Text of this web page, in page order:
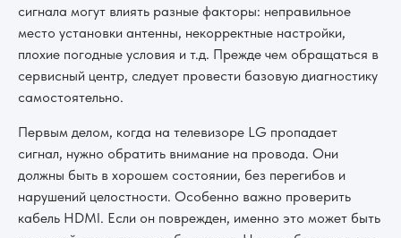
сигнала могут влиять разные факторы: неправильное
место установки антенны, некорректные настройки,
плохие погодные условия и т.д. Прежде чем обращаться в
сервисный центр, следует провести базовую диагностику
самостоятельно.
Первым делом, когда на телевизоре LG пропадает
сигнал, нужно обратить внимание на провода. Они
должны быть в хорошем состоянии, без перегибов и
нарушений целостности. Особенно важно проверить
кабель HDMI. Если он поврежден, именно это может быть